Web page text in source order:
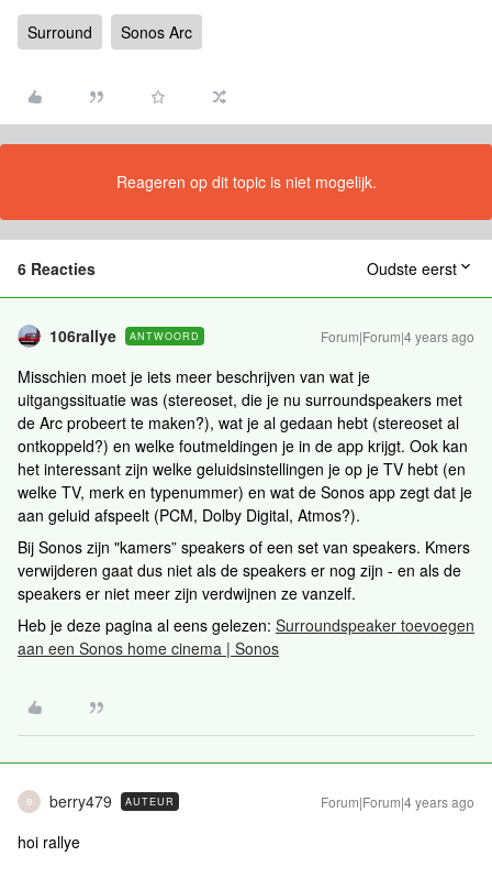
Surround Sonos Arc
Reageren op dit topic is niet mogelijk.
6 Reacties Oudste eerst
106rallye ANTWOORD Forum|Forum|4 years ago
Misschien moet je iets meer beschrijven van wat je
uitgangssituatie was (stereoset, die je nu surroundspeakers met
de Arc probeert te maken?), wat je al gedaan hebt (stereoset al
ontkoppeld?) en welke foutmeldingen je in de app krijgt. Ook kan
het interessant zijn welke geluidsinstellingen je op je TV hebt (en
welke TV, merk en typenummer) en wat de Sonos app zegt dat je
aan geluid afspeelt (PCM, Dolby Digital, Atmos?).
Bij Sonos zijn "kamers” speakers of een set van speakers. Kmers
verwijderen gaat dus niet als de speakers er nog zijn - en als de
speakers er niet meer zijn verdwijnen ze vanzelf.
Heb je deze pagina al eens gelezen: Surroundspeaker toevoegen
aan een Sonos home cinema | Sonos
B berry479 AUTEUR Forum|Forum|4 years ago
hoi rallye